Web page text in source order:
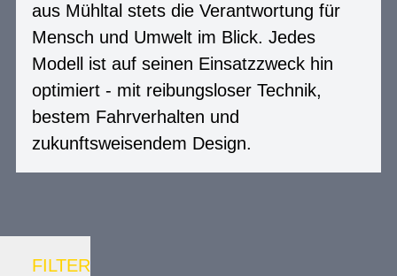
aus Mühltal stets die Verantwortung für
Mensch und Umwelt im Blick. Jedes
Modell ist auf seinen Einsatzzweck hin
optimiert - mit reibungsloser Technik,
bestem Fahrverhalten und
zukunftsweisendem Design.
FILTER